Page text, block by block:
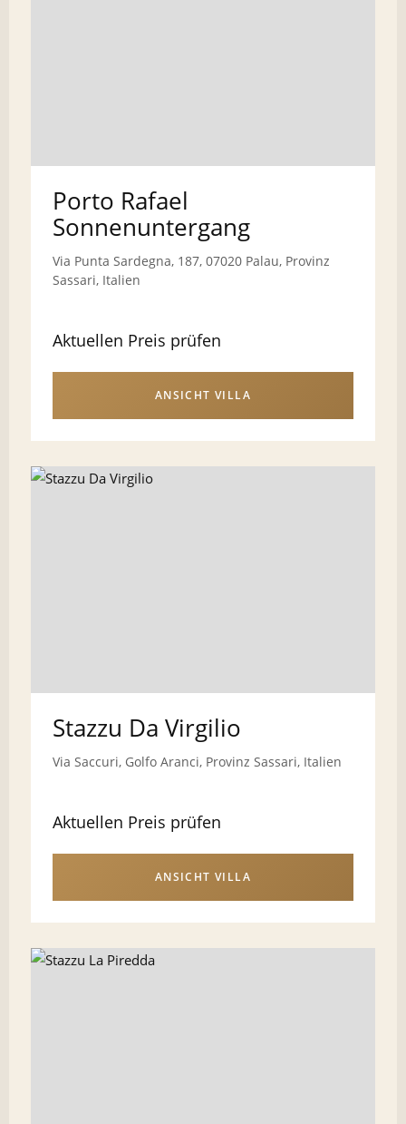
Porto Rafael
Sonnenuntergang
Via Punta Sardegna, 187, 07020 Palau, Provinz
Sassari, Italien
Aktuellen Preis prüfen
ANSICHT VILLA
Stazzu Da Virgilio
Via Saccuri, Golfo Aranci, Provinz Sassari, Italien
Aktuellen Preis prüfen
ANSICHT VILLA